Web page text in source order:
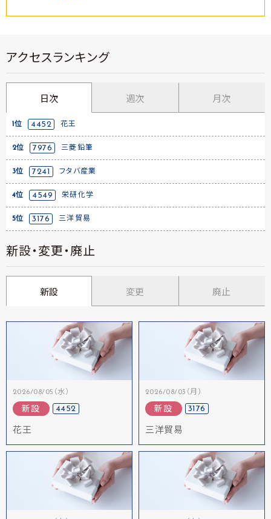
アクセスランキング
日次 週次 月次
1位 4452 花王
2位 7976 三菱鉛筆
3位 7241 フタバ産業
4位 4549 栄研化学
5位 3176 三洋貿易
新設・変更・廃止
新設 変更 廃止
2026/08/05（水）
新設 4452
花王
2026/08/03（月）
新設 3176
三洋貿易